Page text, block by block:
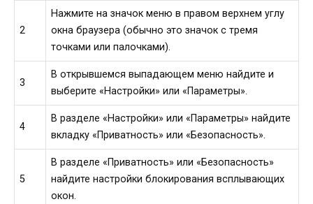
2
Нажмите на значок меню в правом верхнем углу
окна браузера (обычно это значок с тремя
точками или палочками).
3
В открывшемся выпадающем меню найдите и
выберите «Настройки» или «Параметры».
4
В разделе «Настройки» или «Параметры» найдите
вкладку «Приватность» или «Безопасность».
5
В разделе «Приватность» или «Безопасность»
найдите настройки блокирования всплывающих
окон.